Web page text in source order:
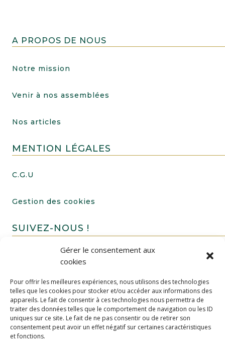
Gérer le consentement aux
cookies
Pour offrir les meilleures expériences, nous utilisons des technologies
telles que les cookies pour stocker et/ou accéder aux informations des
appareils. Le fait de consentir à ces technologies nous permettra de
traiter des données telles que le comportement de navigation ou les ID
uniques sur ce site. Le fait de ne pas consentir ou de retirer son
consentement peut avoir un effet négatif sur certaines caractéristiques
et fonctions.
A PROPOS DE NOUS
Notre mission
Venir à nos assemblées
Nos articles
MENTION LÉGALES
C.G.U
Gestion des cookies
SUIVEZ-NOUS !
FAIRE UN DON